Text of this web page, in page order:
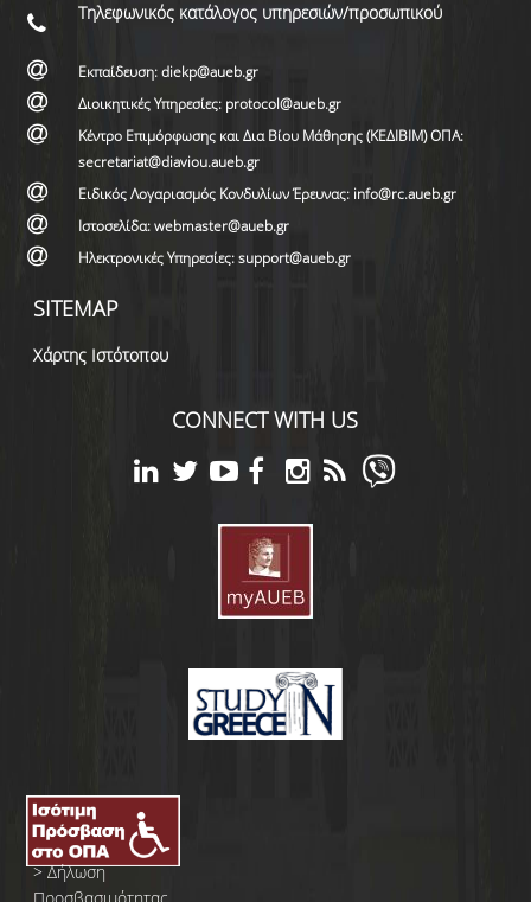
Τηλεφωνικός κατάλογος υπηρεσιών/προσωπικού
Εκπαίδευση: diekp@aueb.gr
Διοικητικές Υπηρεσίες: protocol@aueb.gr
Κέντρο Επιμόρφωσης και Δια Βίου Μάθησης (ΚΕΔΙΒΙΜ) ΟΠΑ:
secretariat@diaviou.aueb.gr
Ειδικός Λογαριασμός Κονδυλίων Έρευνας: info@rc.aueb.gr
Ιστοσελίδα: webmaster@aueb.gr
Ηλεκτρονικές Υπηρεσίες: support@aueb.gr
SITEMAP
Χάρτης Ιστότοπου
CONNECT WITH US
>Δήλωση